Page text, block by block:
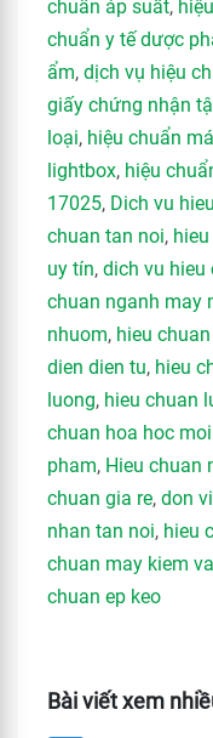
chuẩn áp suất,
chuẩn y tế dược
ẩm, dịch vụ hiệu
giấy chứng nhận
loại, hiệu chuẩn
lightbox, hiệu
17025, Dich vu
chuan tan noi,
uy tín, dich vu hieu
chuan nganh may
nhuom, hieu
dien dien tu, hieu
luong, hieu chuan
chuan hoa hoc
pham, Hieu chuan
chuan gia re, don
nhan tan noi, hieu
chuan may kiem
chuan ep keo
Bài viết xem